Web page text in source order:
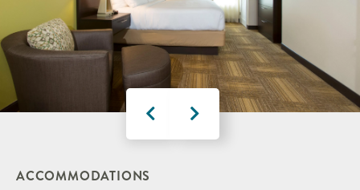
ACCOMMODATIONS